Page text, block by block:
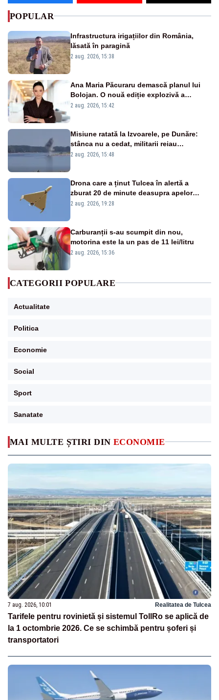
MAI MULTE ȘTIRI DIN ECONOMIE
7 aug. 2026, 10:01 Realitatea de Tulcea
Tarifele pentru rovinietă și sistemul TollRo se aplică de
la 1 octombrie 2026. Ce se schimbă pentru șoferi și
transportatori
POPULAR
Infrastructura irigațiilor din România,
lăsată în paragină
2 aug. 2026, 15:38
Ana Maria Păcuraru demască planul lui
Bolojan. O nouă ediție explozivă a
emisiunii „Miza Zilei” la Realitatea PLUS
2 aug. 2026, 15:42
Misiune ratată la Izvoarele, pe Dunăre:
stânca nu a cedat, militarii reiau
detonările luni – VIDEO
2 aug. 2026, 15:48
Drona care a ținut Tulcea în alertă a
zburat 20 de minute deasupra apelor
României. Au fost ridicate două F-16
2 aug. 2026, 19:28
Carburanții s-au scumpit din nou,
motorina este la un pas de 11 lei/litru
2 aug. 2026, 15:36
CATEGORII POPULARE
Actualitate
Politica
Economie
Social
Sport
Sanatate